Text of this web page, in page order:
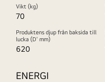
Vikt (kg)
70
Produktens djup från baksida till
lucka (D' mm)
620
ENERGI